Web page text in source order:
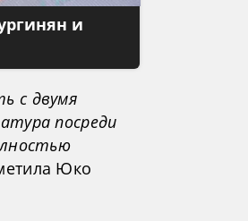
и
с двумя
посреди
Юко